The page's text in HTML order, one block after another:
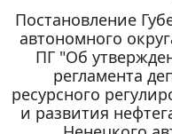
Постановление
автономного
ПГ "Об
регламента
ресурсного
и развития